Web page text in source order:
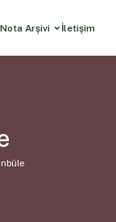
Nota Arşivi İletişim